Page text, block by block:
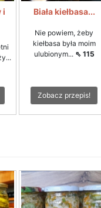
i
Biała kiełbasa...
Nie powiem, żeby
kiełbasa była moim
ulubionym... ⇖ 115
Zobacz przepis!